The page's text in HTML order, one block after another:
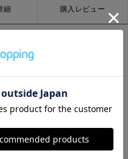
細 購入レビュー
奢なアームラインを演出し
を施したニュアンスのある
ース見えし、フォーマルシ
ルに。